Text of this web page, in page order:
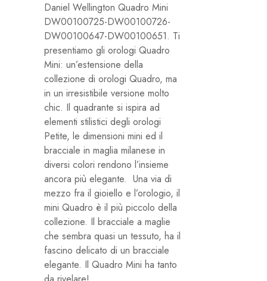
Daniel Wellington Quadro Mini
DW00100725-DW00100726-
DW00100647-DW00100651. Ti
presentiamo gli orologi Quadro
Mini: un’estensione della
collezione di orologi Quadro, ma
in un irresistibile versione molto
chic. Il quadrante si ispira ad
elementi stilistici degli orologi
Petite, le dimensioni mini ed il
bracciale in maglia milanese in
diversi colori rendono l’insieme
ancora più elegante. Una via di
mezzo fra il gioiello e l’orologio, il
mini Quadro è il più piccolo della
collezione. Il bracciale a maglie
che sembra quasi un tessuto, ha il
fascino delicato di un bracciale
elegante. Il Quadro Mini ha tanto